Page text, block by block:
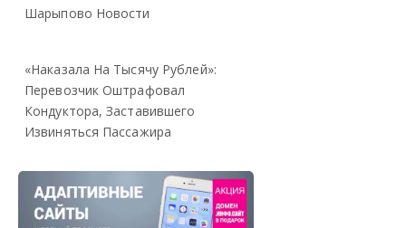
Шарыпово Новости
«Наказала На Тысячу Рублей»:
Перевозчик Оштрафовал
Кондуктора, Заставившего
Извиняться Пассажира